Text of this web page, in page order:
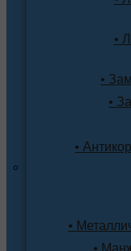
•
•
•
•
•
•